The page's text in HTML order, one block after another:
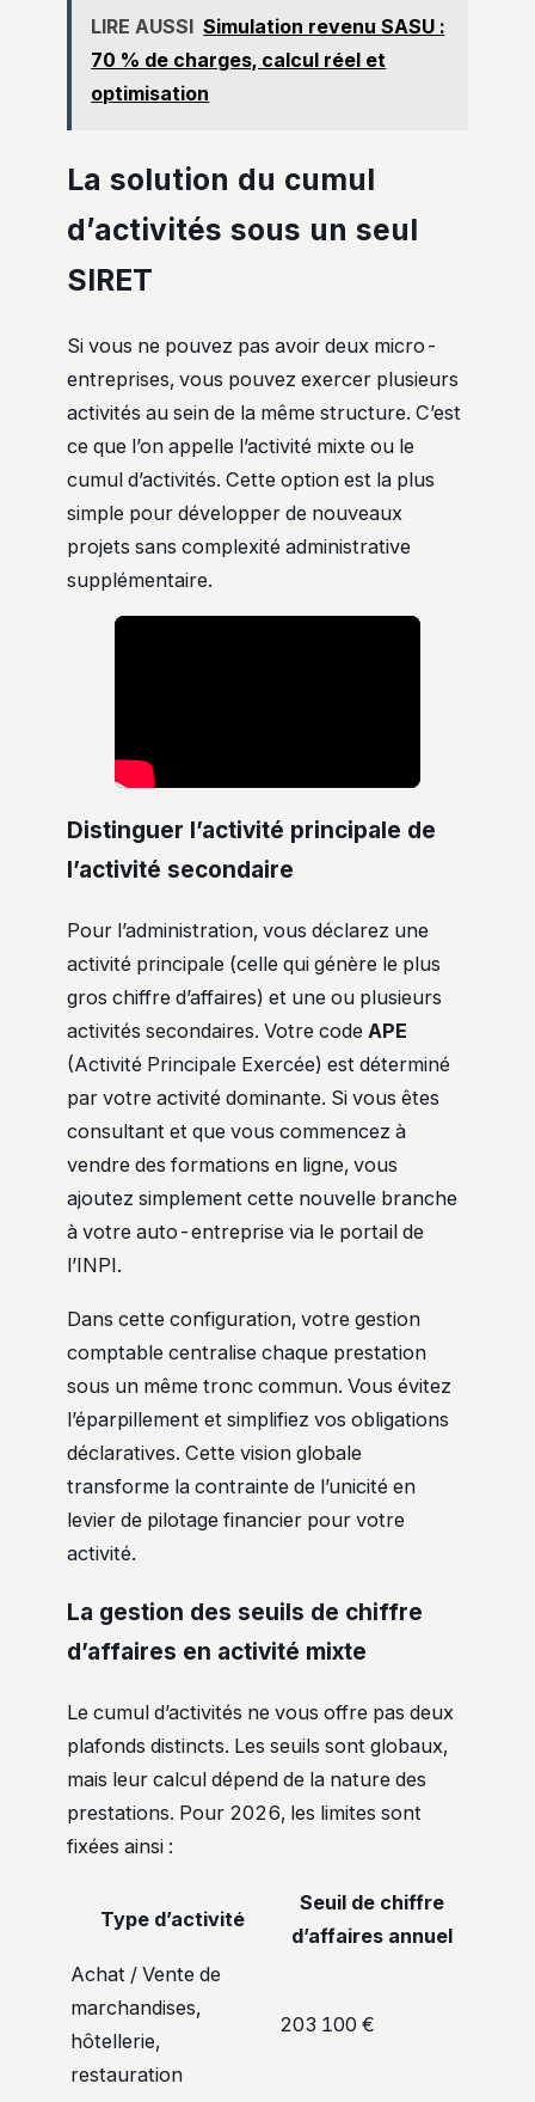
LIRE AUSSI Simulation revenu SASU :
70 % de charges, calcul réel et
optimisation
La solution du cumul
d’activités sous un seul
SIRET
Si vous ne pouvez pas avoir deux micro-
entreprises, vous pouvez exercer plusieurs
activités au sein de la même structure. C’est
ce que l’on appelle l’activité mixte ou le
cumul d’activités. Cette option est la plus
simple pour développer de nouveaux
projets sans complexité administrative
supplémentaire.
Distinguer l’activité principale de
l’activité secondaire
Pour l’administration, vous déclarez une
activité principale (celle qui génère le plus
gros chiffre d’affaires) et une ou plusieurs
activités secondaires. Votre code APE
(Activité Principale Exercée) est déterminé
par votre activité dominante. Si vous êtes
consultant et que vous commencez à
vendre des formations en ligne, vous
ajoutez simplement cette nouvelle branche
à votre auto-entreprise via le portail de
l’INPI.
Dans cette configuration, votre gestion
comptable centralise chaque prestation
sous un même tronc commun. Vous évitez
l’éparpillement et simplifiez vos obligations
déclaratives. Cette vision globale
transforme la contrainte de l’unicité en
levier de pilotage financier pour votre
activité.
La gestion des seuils de chiffre
d’affaires en activité mixte
Le cumul d’activités ne vous offre pas deux
plafonds distincts. Les seuils sont globaux,
mais leur calcul dépend de la nature des
prestations. Pour 2026, les limites sont
fixées ainsi :
Type d’activité
Seuil de chiffre
d’affaires annuel
Achat / Vente de
marchandises,
hôtellerie,
restauration
203 100 €